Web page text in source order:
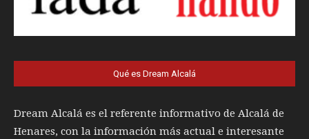
Qué es Dream Alcalá
Dream Alcalá es el referente informativo de Alcalá de
Henares, con la información más actual e interesante